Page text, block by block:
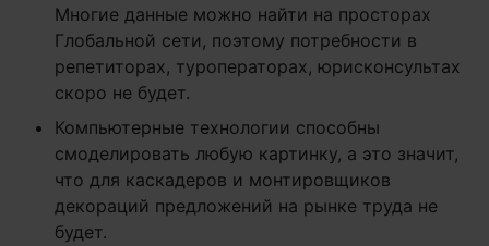
Многие данные можно найти на просторах
Глобальной сети, поэтому потребности в
репетиторах, туроператорах, юрисконсультах
скоро не будет.
Компьютерные технологии способны
смоделировать любую картинку, а это значит,
что для каскадеров и монтировщиков
декораций предложений на рынке труда не
будет.